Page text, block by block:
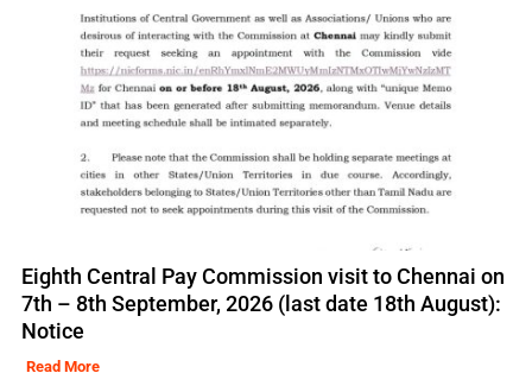
Eighth Central Pay Commission visit to Chennai on
7th – 8th September, 2026 (last date 18th August):
Notice
Read More